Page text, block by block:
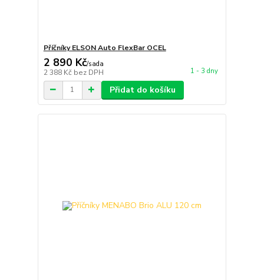
Příčníky ELSON Auto FlexBar OCEL
2 890 Kč/sada
2 388 Kč bez DPH 1 - 3 dny
Přidat do košíku